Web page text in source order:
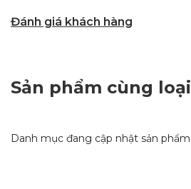
Đánh giá khách hàng
Sản phẩm cùng loại
Danh mục đang cập nhật sản phẩm